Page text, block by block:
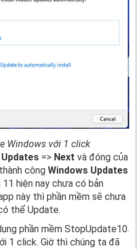
Windows với 1 click
Updates => Next và đóng của
công Windows Updates
11 hiện nay chưa có bản
này thì phần mềm sẽ chưa
thể Update.
phần mềm StopUpdate10.
1 click. Giờ thì chúng ta đã